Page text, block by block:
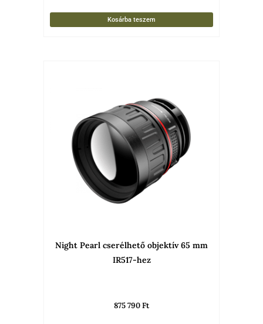
Kosárba teszem
Night Pearl cserélhető objektív 65 mm
IR517-hez
875 790Ft